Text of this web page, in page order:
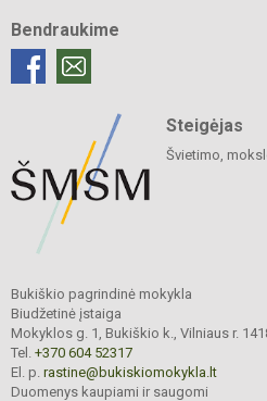
Bendraukime
Steigėjas
Švietimo,
Bukiškio pagrindinė mokykla
Biudžetinė įstaiga
Mokyklos g. 1, Bukiškio k., Vilniaus r.
Tel. +370 604 52317
El. p. rastine@bukiskiomokykla.lt
Duomenys kaupiami ir saugomi